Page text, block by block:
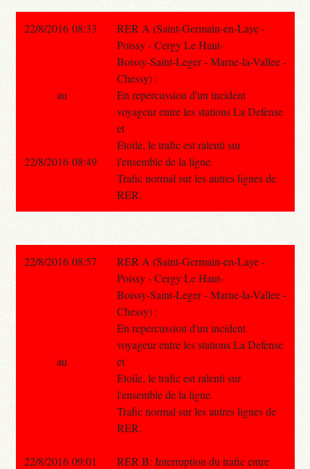
22/8/2016 08:33
RER A (Saint-Germain-en-Laye -
Poissy - Cergy Le Haut-
Boissy-Saint-Leger - Marne-la-Vallee -
Chessy) :
En repercussion d'un incident
voyageur entre les stations La Defense
et
Etoile, le trafic est ralenti sur
l'ensemble de la ligne.
Trafic normal sur les autres lignes de
RER.
au
22/8/2016 08:49
22/8/2016 08:57
RER A (Saint-Germain-en-Laye -
Poissy - Cergy Le Haut-
Boissy-Saint-Leger - Marne-la-Vallee -
Chessy) :
En repercussion d'un incident
voyageur entre les stations La Defense
et
Etoile, le trafic est ralenti sur
l'ensemble de la ligne.
Trafic normal sur les autres lignes de
RER.
RER B: Interruption du trafic entre
au
22/8/2016 09:01